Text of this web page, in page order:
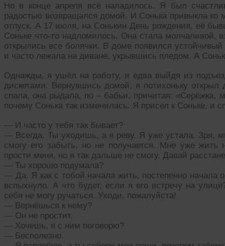
Но в конце апреля всё наладилось. Я был
радостью возвращался домой. И Сонька привыкла ко
отпуск. А 17 июля, на Сонькин День рождения, её
Соньке что-то надломилось. Она стала молчаливой,
открылись все болячки. В доме появился
и часто лежала на диване, укрывшись пледом. А
Однажды, я ушёл на работу, и едва выйдя из
дискетами. Вернувшись домой, я потихоньку
спала, она рыдала, по – бабьи, причитая: «Серёжка,
почему Сонька так изменилась. Я присел к Соньке, и
— И часто у тебя так бывает?
— Всегда. Ты уходишь, а я реву. Я уже устала. Зря,
смогу его забыть, но не получается. Мне уже жить
прости меня, но я так дальше не смогу. Давай
— Ты хорошо подумала?
— Да. Я как с тобой начала жить, постепенно начала
вспыхнуло. А что будет, если я его встречу на
себя не могу ручаться. Уходи, пожалуйста!
— Вернёшься к нему?
— Он не простит.
— Хочешь, я с ним поговорю?
— Бесполезно.